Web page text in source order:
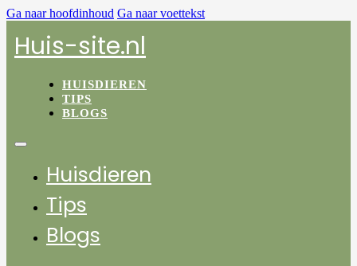
Ga naar hoofdinhoud Ga naar voettekst
Huis-site.nl
HUISDIEREN
TIPS
BLOGS
Huisdieren
Tips
Blogs